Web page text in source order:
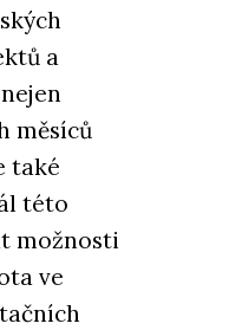
a
měsíců
také
této
možnosti
ve